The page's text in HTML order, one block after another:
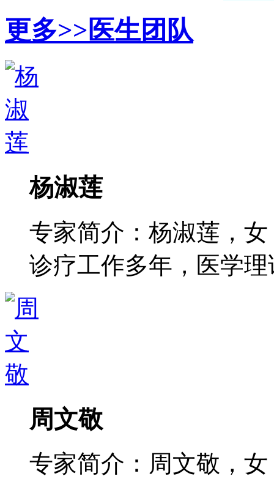
更多>>医生团队
杨淑莲
专家简介：杨淑莲，
诊疗工作多年，医学理
周文敬
专家简介：周文敬，